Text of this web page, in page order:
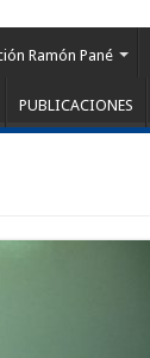
Ramón Pané
PUBLICACIONES